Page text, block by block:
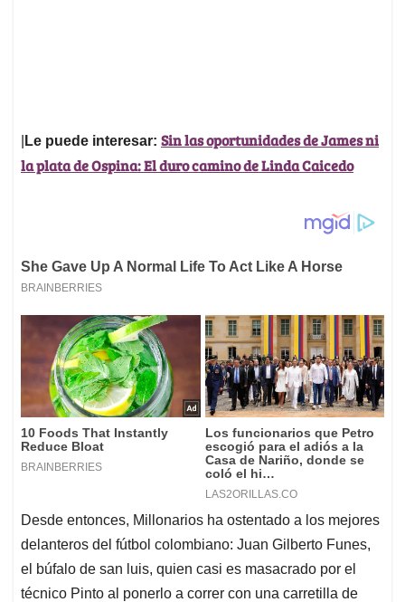
Le puede interesar: Sin las oportunidades de James ni
la plata de Ospina: El duro camino de Linda Caicedo
Desde entonces, Millonarios ha ostentado a los mejores
delanteros del fútbol colombiano: Juan Gilberto Funes,
el búfalo de san luis, quien casi es masacrado por el
técnico Pinto al ponerlo a correr con una carretilla de